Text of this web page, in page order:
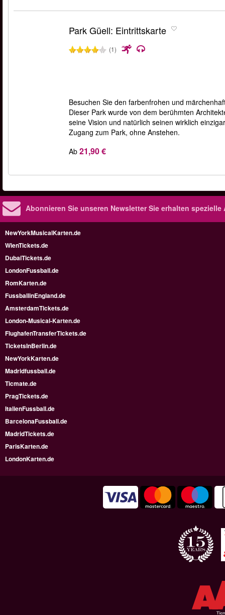
Park Güell: Eintrittskarte
(1)
Besuchen Sie den farbenfrohen und
Dieser Park wurde von dem berühmten
seine Vision und natürlich seinen wirklich
Zugang zum Park, ohne Anstehen.
Ab 21,90 €
Abonnieren Sie unseren NewsletterSie erhalten spezielle
NewYorkMusicalKarten.de
WienTickets.de
DubaiTickets.de
LondonFussball.de
RomKarten.de
FussballinEngland.de
AmsterdamTickets.de
London-Musical-Karten.de
FlughafenTransferTickets.de
TicketsInBerlin.de
NewYorkKarten.de
Madridfussball.de
Ticmate.de
PragTickets.de
ItalienFussball.de
BarcelonaFussball.de
MadridTickets.de
ParisKarten.de
LondonKarten.de